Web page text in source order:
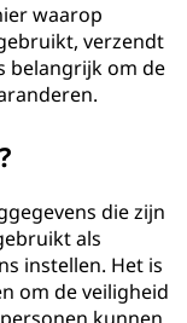
waarop
verzendt
belangrijk om de
die zijn
als
instellen. Het is
om de veiligheid